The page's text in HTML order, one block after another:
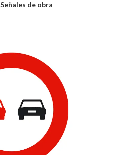
Señales de obra